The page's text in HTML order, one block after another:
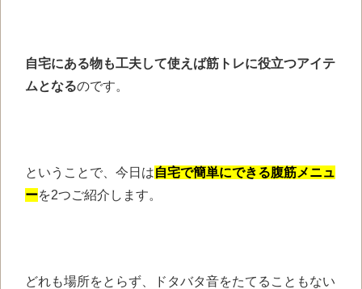
自宅にある物も工夫して使えば筋トレに役立つアイテ
ムとなるのです。
ということで、 今日は自宅で簡単にできる腹筋メニュ
ーを2つご紹介します。
どれも場所をとらず、
ドタバタ音をたてることもない